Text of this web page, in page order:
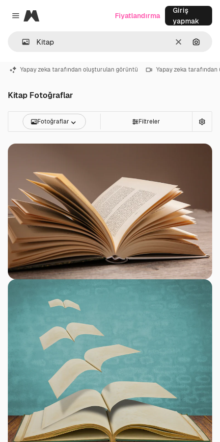
Close menu
Magnific
Temizlemek
Fiyatlandırma
Giriş
yapmak
Yapay zeka tarafından oluşturulan görüntü Yapay zeka
Kitap Fotoğraflar
Fotoğraflar Filtreler